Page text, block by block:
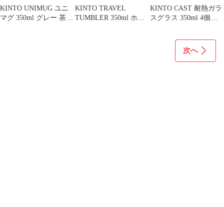
KINTO UNIMUG ユニ
マグ 350ml グレー 茶こ
KINTO TRAVEL
TUMBLER 350ml ホワ
KINTO CAST 耐熱ガラ
スグラス 350ml 4個セ
次へ